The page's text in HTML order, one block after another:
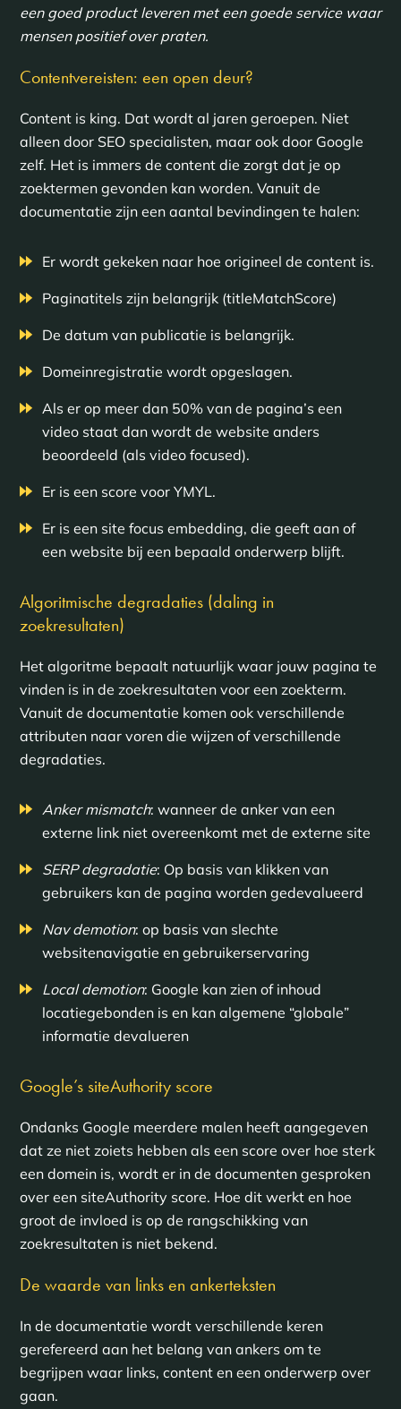
een goed product leveren met een goede service waar
mensen positief over praten.
Contentvereisten: een open deur?
Content is king. Dat wordt al jaren geroepen. Niet
alleen door SEO specialisten, maar ook door Google
zelf. Het is immers de content die zorgt dat je op
zoektermen gevonden kan worden. Vanuit de
documentatie zijn een aantal bevindingen te halen:
Er wordt gekeken naar hoe origineel de content is.
Paginatitels zijn belangrijk (titleMatchScore)
De datum van publicatie is belangrijk.
Domeinregistratie wordt opgeslagen.
Als er op meer dan 50% van de pagina’s een
video staat dan wordt de website anders
beoordeeld (als video focused).
Er is een score voor YMYL.
Er is een site focus embedding, die geeft aan of
een website bij een bepaald onderwerp blijft.
Algoritmische degradaties (daling in
zoekresultaten)
Het algoritme bepaalt natuurlijk waar jouw pagina te
vinden is in de zoekresultaten voor een zoekterm.
Vanuit de documentatie komen ook verschillende
attributen naar voren die wijzen of verschillende
degradaties.
Anker mismatch: wanneer de anker van een
externe link niet overeenkomt met de externe site
SERP degradatie: Op basis van klikken van
gebruikers kan de pagina worden gedevalueerd
Nav demotion: op basis van slechte
websitenavigatie en gebruikerservaring
Local demotion: Google kan zien of inhoud
locatiegebonden is en kan algemene “globale”
informatie devalueren
Google’s siteAuthority score
Ondanks Google meerdere malen heeft aangegeven
dat ze niet zoiets hebben als een score over hoe sterk
een domein is, wordt er in de documenten gesproken
over een siteAuthority score. Hoe dit werkt en hoe
groot de invloed is op de rangschikking van
zoekresultaten is niet bekend.
De waarde van links en ankerteksten
In de documentatie wordt verschillende keren
gerefereerd aan het belang van ankers om te
begrijpen waar links, content en een onderwerp over
gaan.